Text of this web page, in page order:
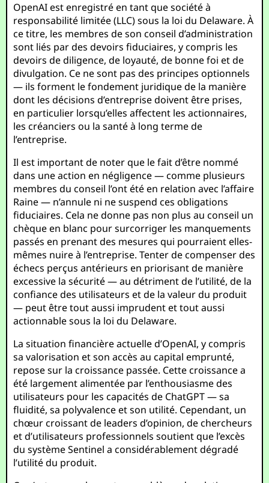
OpenAI est enregistré en tant que société à
responsabilité limitée (LLC) sous la loi du Delaware. À
ce titre, les membres de son conseil d’administration
sont liés par des devoirs fiduciaires, y compris les
devoirs de diligence, de loyauté, de bonne foi et de
divulgation. Ce ne sont pas des principes optionnels
— ils forment le fondement juridique de la manière
dont les décisions d’entreprise doivent être prises,
en particulier lorsqu’elles affectent les actionnaires,
les créanciers ou la santé à long terme de
l’entreprise.
Il est important de noter que le fait d’être nommé
dans une action en négligence — comme plusieurs
membres du conseil l’ont été en relation avec l’affaire
Raine — n’annule ni ne suspend ces obligations
fiduciaires. Cela ne donne pas non plus au conseil un
chèque en blanc pour surcorriger les manquements
passés en prenant des mesures qui pourraient elles-
mêmes nuire à l’entreprise. Tenter de compenser des
échecs perçus antérieurs en priorisant de manière
excessive la sécurité — au détriment de l’utilité, de la
confiance des utilisateurs et de la valeur du produit
— peut être tout aussi imprudent et tout aussi
actionnable sous la loi du Delaware.
La situation financière actuelle d’OpenAI, y compris
sa valorisation et son accès au capital emprunté,
repose sur la croissance passée. Cette croissance a
été largement alimentée par l’enthousiasme des
utilisateurs pour les capacités de ChatGPT — sa
fluidité, sa polyvalence et son utilité. Cependant, un
chœur croissant de leaders d’opinion, de chercheurs
et d’utilisateurs professionnels soutient que l’excès
du système Sentinel a considérablement dégradé
l’utilité du produit.